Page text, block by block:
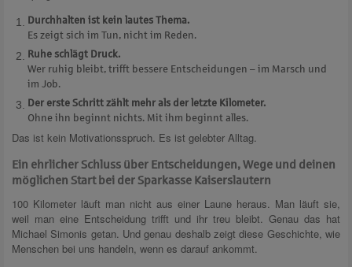
Durchhalten ist kein lautes Thema.
Es zeigt sich im Tun, nicht im Reden.
Ruhe schlägt Druck.
Wer ruhig bleibt, trifft bessere Entscheidungen – im Marsch und
im Job.
Der erste Schritt zählt mehr als der letzte Kilometer.
Ohne ihn beginnt nichts. Mit ihm beginnt alles.
Das ist kein Motivationsspruch. Es ist gelebter Alltag.
Ein ehrlicher Schluss über Entscheidungen, Wege und deinen
möglichen Start bei der Sparkasse Kaiserslautern
100 Kilometer läuft man nicht aus einer Laune heraus. Man läuft sie,
weil man eine Entscheidung trifft und ihr treu bleibt. Genau das hat
Michael Simonis getan. Und genau deshalb zeigt diese Geschichte, wie
Menschen bei uns handeln, wenn es darauf ankommt.